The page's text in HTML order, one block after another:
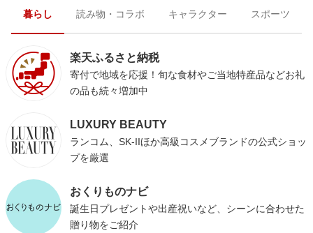
暮らし 読み物・コラボ キャラクター スポーツ
楽天ふるさと納税
寄付で地域を応援！旬な食材やご当地特産品などお礼
の品も続々増加中
LUXURY BEAUTY
ランコム、SK-IIほか高級コスメブランドの公式ショッ
プを厳選
おくりものナビ
誕生日プレゼントや出産祝いなど、シーンに合わせた
贈り物をご紹介